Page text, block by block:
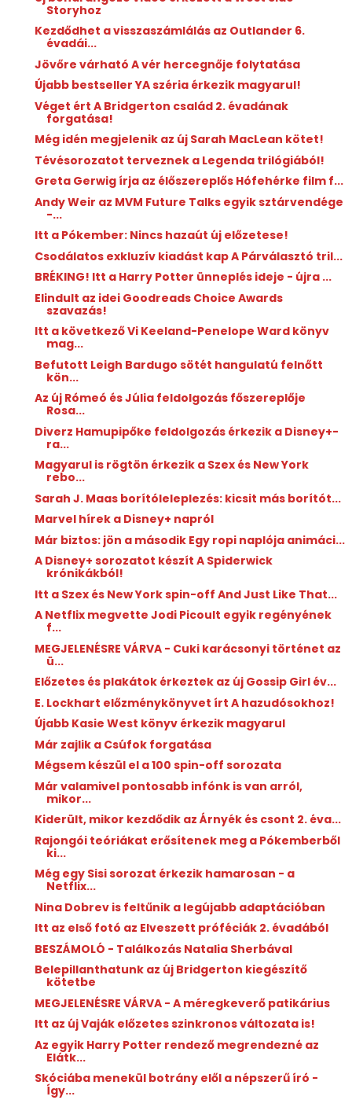
Storyhoz
Kezdődhet a visszaszámlálás az Outlander 6.
évadái...
Jövőre várható A vér hercegnője folytatása
Újabb bestseller YA széria érkezik magyarul!
Véget ért A Bridgerton család 2. évadának
forgatása!
Még idén megjelenik az új Sarah MacLean kötet!
Tévésorozatot terveznek a Legenda trilógiából!
Greta Gerwig írja az élőszereplős Hófehérke film f...
Andy Weir az MVM Future Talks egyik sztárvendége
-...
Itt a Pókember: Nincs hazaút új előzetese!
Csodálatos exkluzív kiadást kap A Párválasztó tril...
BRÉKING! Itt a Harry Potter ünneplés ideje - újra ...
Elindult az idei Goodreads Choice Awards
szavazás!
Itt a következő Vi Keeland-Penelope Ward könyv
mag...
Befutott Leigh Bardugo sötét hangulatú felnőtt
kön...
Az új Rómeó és Júlia feldolgozás főszereplője
Rosa...
Diverz Hamupipőke feldolgozás érkezik a Disney+-
ra...
Magyarul is rögtön érkezik a Szex és New York
rebo...
Sarah J. Maas borítóleleplezés: kicsit más borítót...
Marvel hírek a Disney+ napról
Már biztos: jön a második Egy ropi naplója animáci...
A Disney+ sorozatot készít A Spiderwick
krónikákból!
Itt a Szex és New York spin-off And Just Like That...
A Netflix megvette Jodi Picoult egyik regényének
f...
MEGJELENÉSRE VÁRVA - Cuki karácsonyi történet az
ü...
Előzetes és plakátok érkeztek az új Gossip Girl év...
E. Lockhart előzménykönyvet írt A hazudósokhoz!
Újabb Kasie West könyv érkezik magyarul
Már zajlik a Csúfok forgatása
Mégsem készül el a 100 spin-off sorozata
Már valamivel pontosabb infónk is van arról,
mikor...
Kiderült, mikor kezdődik az Árnyék és csont 2. éva...
Rajongói teóriákat erősítenek meg a Pókemberből
ki...
Még egy Sisi sorozat érkezik hamarosan - a
Netflix...
Nina Dobrev is feltűnik a legújabb adaptációban
Itt az első fotó az Elveszett próféciák 2. évadából
BESZÁMOLÓ - Találkozás Natalia Sherbával
Belepillanthatunk az új Bridgerton kiegészítő
kötetbe
MEGJELENÉSRE VÁRVA - A méregkeverő patikárius
Itt az új Vaják előzetes szinkronos változata is!
Az egyik Harry Potter rendező megrendezné az
Elátk...
Skóciába menekül botrány elől a népszerű író -
Így...